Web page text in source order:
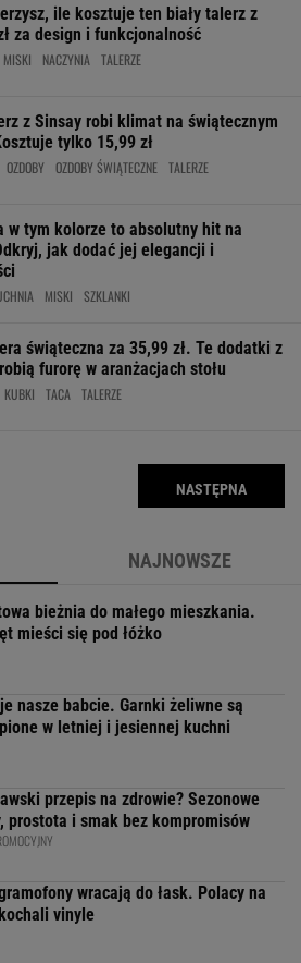
ile kosztuje ten biały talerz z
za design i funkcjonalność
MISKI NACZYNIA TALERZE
z Sinsay robi klimat na świątecznym
tylko 15,99 zł
OZDOBY OZDOBY ŚWIĄTECZNE TALERZE
w tym kolorze to absolutny hit na
jak dodać jej elegancji i
MISKI SZKLANKI
świąteczna za 35,99 zł. Te dodatki z
furorę w aranżacjach stołu
KUBKI TACA TALERZE
NASTĘPNA
NAJNOWSZE
bieżnia do małego mieszkania.
mieści się pod łóżko
nasze babcie. Garnki żeliwne są
w letniej i jesiennej kuchni
przepis na zdrowie? Sezonowe
prostota i smak bez kompromisów
wracają do łask. Polacy na
vinyle